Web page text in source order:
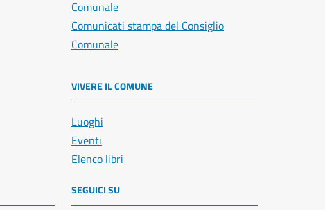
Comunale
Comunicati stampa del Consiglio
Comunale
VIVERE IL COMUNE
Luoghi
Eventi
Elenco libri
SEGUICI SU